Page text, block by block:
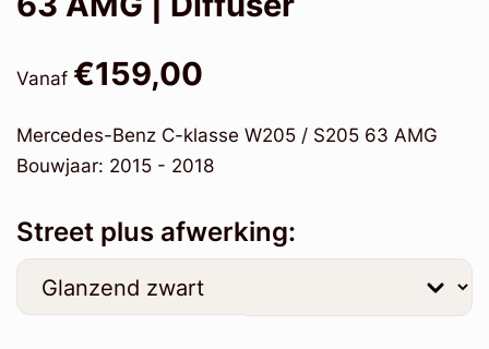
Vanaf €159,00
Mercedes-Benz C-klasse W205 / S205 63 AMG
Bouwjaar: 2015 - 2018
Street plus afwerking: